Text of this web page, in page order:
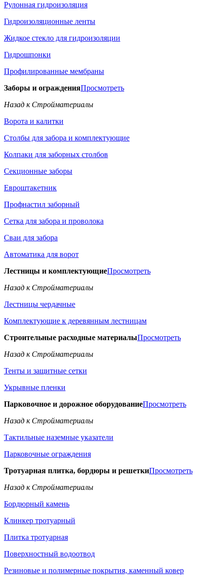
Рулонная гидроизоляция
Гидроизоляционные ленты
Жидкое стекло для гидроизоляции
Гидрошпонки
Профилированные мембраны
Заборы и огражденияПросмотреть
Назад к Стройматериалы
Ворота и калитки
Столбы для забора и комплектующие
Колпаки для заборных столбов
Секционные заборы
Евроштакетник
Профнастил заборный
Сетка для забора и проволока
Сваи для забора
Автоматика для ворот
Лестницы и комплектующиеПросмотреть
Назад к Стройматериалы
Лестницы чердачные
Комплектующие к деревянным лестницам
Строительные расходные материалыПросмотреть
Назад к Стройматериалы
Тенты и защитные сетки
Укрывные пленки
Парковочное и дорожное оборудованиеПросмотреть
Назад к Стройматериалы
Тактильные наземные указатели
Парковочные ограждения
Тротуарная плитка, бордюры и решеткиПросмотреть
Назад к Стройматериалы
Бордюрный камень
Клинкер тротуарный
Плитка тротуарная
Поверхностный водоотвод
Резиновые и полимерные покрытия, каменный ковер